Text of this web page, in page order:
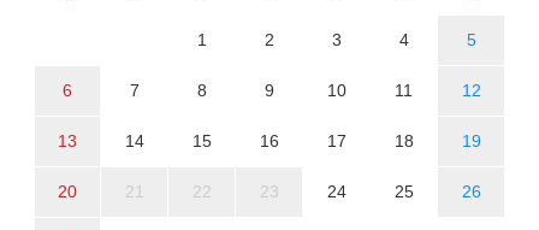
1 2 3 4 5
6 7 8 9 10 11 12
13 14 15 16 17 18 19
20 21 22 23 24 25 26